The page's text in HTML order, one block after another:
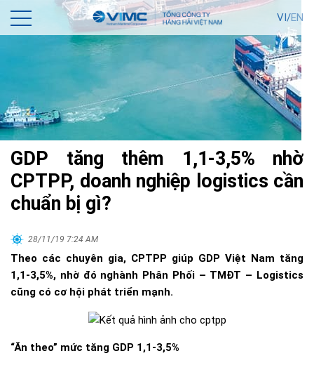
VI/EN
GDP tăng thêm 1,1-3,5% nhờ
CPTPP, doanh nghiệp logistics cần
chuẩn bị gì?
28/11/19 7:24 AM
Theo các chuyên gia, CPTPP giúp GDP Việt Nam tăng
1,1-3,5%, nhờ đó nghành Phân Phối – TMĐT – Logistics
cũng có cơ hội phát triển mạnh.
“Ăn theo” mức tăng GDP 1,1-3,5%